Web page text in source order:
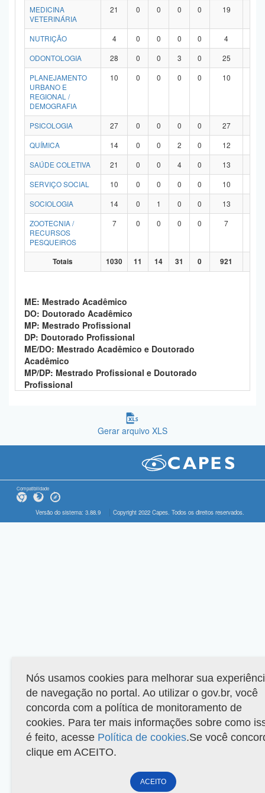
MEDICINA
VETERINÁRIA
21 0 0 0 0 19
NUTRIÇÃO 4 0 0 0 0 4
ODONTOLOGIA
28 0 0 3 0 25
PLANEJAMENTO
URBANO E
REGIONAL /
DEMOGRAFIA
10 0 0 0 0 10
PSICOLOGIA 27 0 0 0 0 27
QUÍMICA
14 0 0 2 0 12
SAÚDE COLETIVA
21 0 0 4 0 13
SERVIÇO SOCIAL
10 0 0 0 0 10
SOCIOLOGIA
14 0 1 0 0 13
ZOOTECNIA /
RECURSOS
PESQUEIROS
7 0 0 0 0 7
Totais 1030 11 14 31 0 921
ME: Mestrado Acadêmico
DO: Doutorado Acadêmico
MP: Mestrado Profissional
DP: Doutorado Profissional
ME/DO: Mestrado Acadêmico e Doutorado
Acadêmico
MP/DP: Mestrado Profissional e Doutorado
Profissional
Gerar arquivo XLS
Compatibilidade
Versão do sistema: 3.88.9 Copyright 2022 Capes. Todos os direitos reservados.
Nós usamos cookies para melhorar sua
de navegação no portal. Ao utilizar o gov.br, você
concorda com a política de monitoramento de
cookies. Para ter mais informações sobre como
é feito, acesse Política de cookies.Se você
clique em ACEITO.
ACEITO